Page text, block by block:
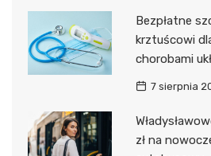
Bezpłatne
krztuścowi
chorobami
7 sierpnia
zł na